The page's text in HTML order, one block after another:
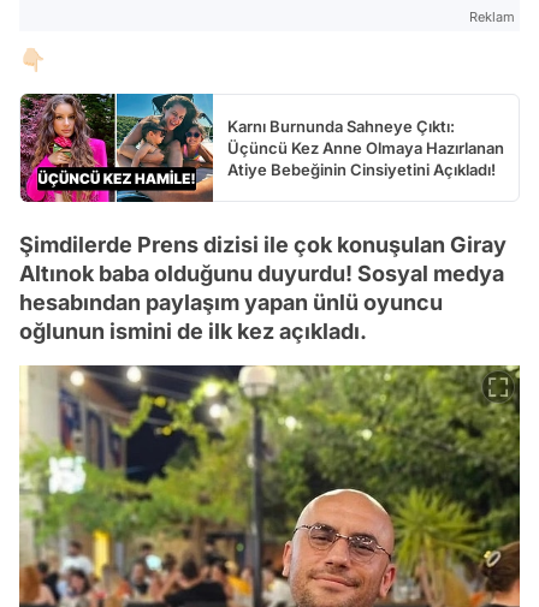
Reklam
👇🏻
Karnı Burnunda Sahneye Çıktı:
Üçüncü Kez Anne Olmaya Hazırlanan
Atiye Bebeğinin Cinsiyetini Açıkladı!
Şimdilerde Prens dizisi ile çok konuşulan Giray
Altınok baba olduğunu duyurdu! Sosyal medya
hesabından paylaşım yapan ünlü oyuncu
oğlunun ismini de ilk kez açıkladı.